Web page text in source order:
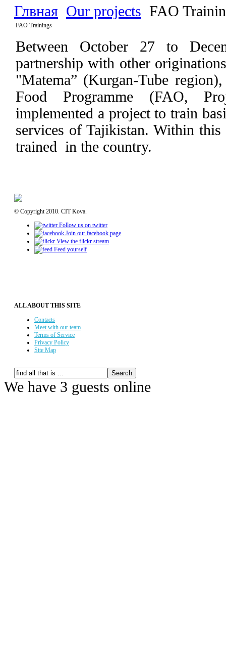
Глвная Our projects FAO
FAO Trainings
Between October 27 to
partnership with other
"Matema” (Kurgan-Tube
Food Programme (FAO,
implemented a project to train
services of Tajikistan. Within
trained in the country.
© Copyright 2010. CIT Kova.
Follow us on twitter
Join our facebook page
View the flickr stream
Feed yourself
ALL ABOUT THIS SITE
Contacts
Meet with our team
Terms of Service
Privacy Policy
Site Map
We have 3 guests online